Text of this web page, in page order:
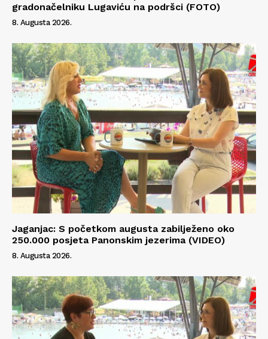
Info
O nama
Kontakt
Impressum
gradonačelniku Lugaviću na podršci (FOTO)
8. Augusta 2026.
Jaganjac: S početkom augusta zabilježeno oko
250.000 posjeta Panonskim jezerima (VIDEO)
8. Augusta 2026.